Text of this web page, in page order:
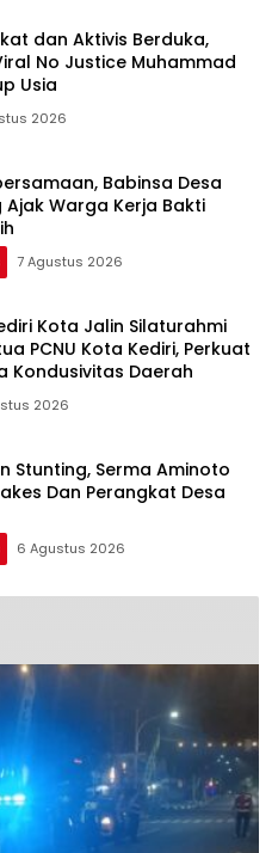
dan Aktivis Berduka,
No Justice Muhammad
Usia
2026
Babinsa Desa
Warga Kerja Bakti
7 Agustus 2026
Kota Jalin Silaturahmi
PCNU Kota Kediri, Perkuat
Kondusivitas Daerah
2026
Stunting, Serma Aminoto
Dan Perangkat Desa
6 Agustus 2026